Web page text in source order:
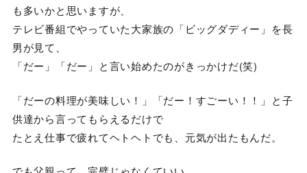
も多いかと思いますが、
テレビ番組でやっていた大家族の「ビッグダディー」を長
男が見て、
「だー」「だー」と言い始めたのがきっかけだ(笑)
「だーの料理が美味しい！」「だー！すごーい！！」と子
供達から言ってもらえるだけで
たとえ仕事で疲れてヘトヘトでも、元気が出たもんだ。